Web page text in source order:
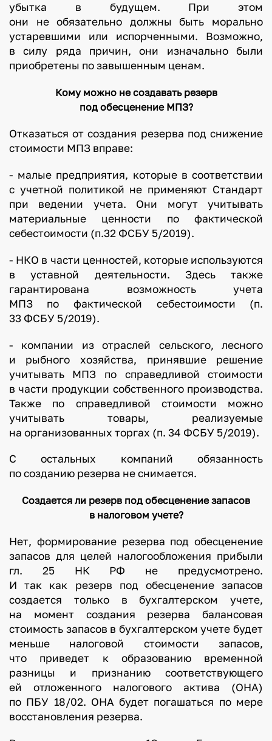
убытка в будущем. При этом
они не обязательно должны быть морально
устаревшими или испорченными. Возможно,
в силу ряда причин, они изначально были
приобретены по завышенным ценам.
Кому можно не создавать резерв
под обесценение МПЗ?
Отказаться от создания резерва под снижение
стоимости МПЗ вправе:
- малые предприятия, которые в соответствии
с учетной политикой не применяют Стандарт
при ведении учета. Они могут учитывать
материальные ценности по фактической
себестоимости (п.32 ФСБУ 5/2019).
- НКО в части ценностей, которые используются
в уставной деятельности. Здесь также
гарантирована возможность учета
МПЗ по фактической себестоимости (п.
33 ФСБУ 5/2019).
- компании из отраслей сельского, лесного
и рыбного хозяйства, принявшие решение
учитывать МПЗ по справедливой стоимости
в части продукции собственного производства.
Также по справедливой стоимости можно
учитывать товары, реализуемые
на организованных торгах (п. 34 ФСБУ 5/2019).
С остальных компаний обязанность
по созданию резерва не снимается.
Создается ли резерв под обесценение запасов
в налоговом учете?
Нет, формирование резерва под обесценение
запасов для целей налогообложения прибыли
гл. 25 НК РФ не предусмотрено.
И так как резерв под обесценение запасов
создается только в бухгалтерском учете,
на момент создания резерва балансовая
стоимость запасов в бухгалтерском учете будет
меньше налоговой стоимости запасов,
что приведет к образованию временной
разницы и признанию соответствующего
ей отложенного налогового актива (ОНА)
по ПБУ 18/02. ОНА будет погашаться по мере
восстановления резерва.